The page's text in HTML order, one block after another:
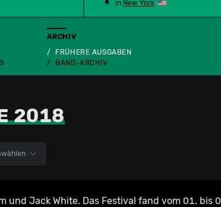
in New York
ARCHIV
FRÜHERE AUSGABEN
BAND-ARCHIV
2018
und Jack White. Das Festival fand vom 01. bis